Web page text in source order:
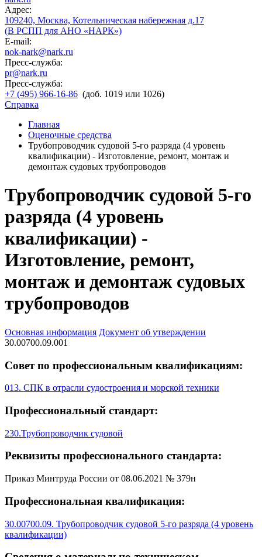
Адрес:
109240, Москва, Котельническая набережная д.17
(В РСПП для АНО «НАРК»)
E-mail:
nok-nark@nark.ru
Пресс-служба:
pr@nark.ru
Пресс-служба:
+7 (495) 966-16-86 (доб. 1019 или 1026)
Справка
Главная
Оценочные средства
Трубопроводчик судовой 5-го разряда (4 уровень
квалификации) - Изготовление, ремонт, монтаж и
демонтаж судовых трубопроводов
Трубопроводчик судовой 5-го
разряда (4 уровень
квалификации) -
Изготовление, ремонт,
монтаж и демонтаж судовых
трубопроводов
Основная информация Документ об утверждении
30.00700.09.001
Совет по профессиональным квалификациям:
013. СПК в отрасли судостроения и морской техники
Профессиональный стандарт:
230.Трубопроводчик судовой
Реквизиты профессионального стандарта:
Приказ Минтруда России от 08.06.2021 № 379н
Профессиональная квалификация:
30.00700.09. Трубопроводчик судовой 5-го разряда (4 уровень
квалификации)